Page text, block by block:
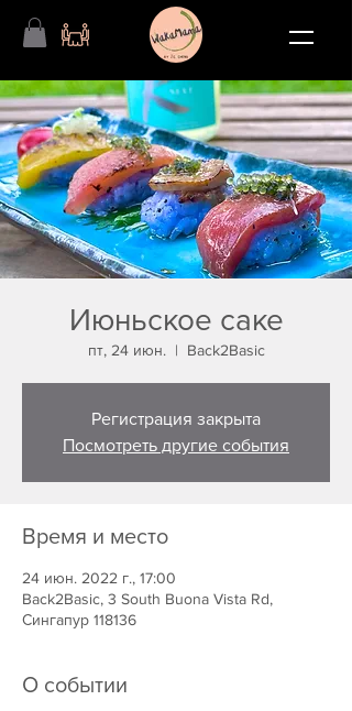
Июньское саке
пт, 24 июн.
  |
Back2Basic
Регистрация закрыта
Посмотреть другие события
Время и место
24 июн. 2022 г., 17:00
Back2Basic, 3 South Buona Vista Rd,
Сингапур 118136
О событии